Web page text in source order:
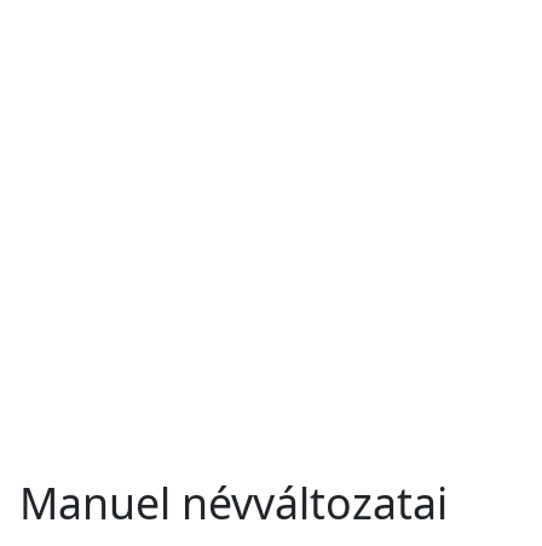
Manuel névváltozatai